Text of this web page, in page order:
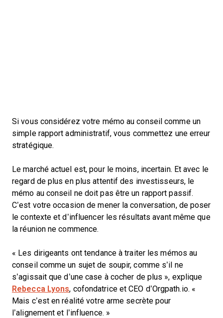
Si vous considérez votre mémo au conseil comme un
simple rapport administratif, vous commettez une erreur
stratégique.
Le marché actuel est, pour le moins, incertain. Et avec le
regard de plus en plus attentif des investisseurs, le
mémo au conseil ne doit pas être un rapport passif.
C’est votre occasion de mener la conversation, de poser
le contexte et d’influencer les résultats avant même que
la réunion ne commence.
« Les dirigeants ont tendance à traiter les mémos au
conseil comme un sujet de soupir, comme s’il ne
s’agissait que d’une case à cocher de plus », explique
Rebecca Lyons, cofondatrice et CEO d’Orgpath.io. «
Mais c’est en réalité votre arme secrète pour
l’alignement et l’influence. »